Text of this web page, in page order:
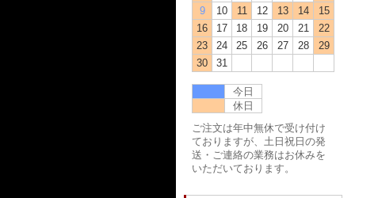
9
10 11 12 13 14
15
16
17 18 19 20 21
22
23
24 25 26 27 28
29
30
31
今日
休日
ご注文は年中無休で受け付け
ておりますが、土日祝日の発
送・ご連絡の業務はお休みを
いただいております。